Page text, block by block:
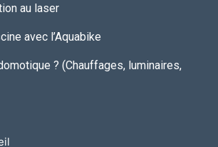
au laser
avec l’Aquabike
? (Chauffages, luminaires,